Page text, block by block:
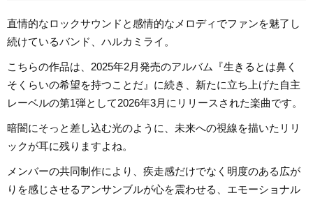
直情的なロックサウンドと感情的なメロディでファンを魅了し
続けているバンド、ハルカミライ。
こちらの作品は、2025年2月発売のアルバム『生きるとは鼻く
そくらいの希望を持つことだ』に続き、新たに立ち上げた自主
レーベルの第1弾として2026年3月にリリースされた楽曲です。
暗闇にそっと差し込む光のように、未来への視線を描いたリリ
ックが耳に残りますよね。
メンバーの共同制作により、疾走感だけでなく明度のある広が
りを感じさせるアンサンブルが心を震わせる、エモーショナル